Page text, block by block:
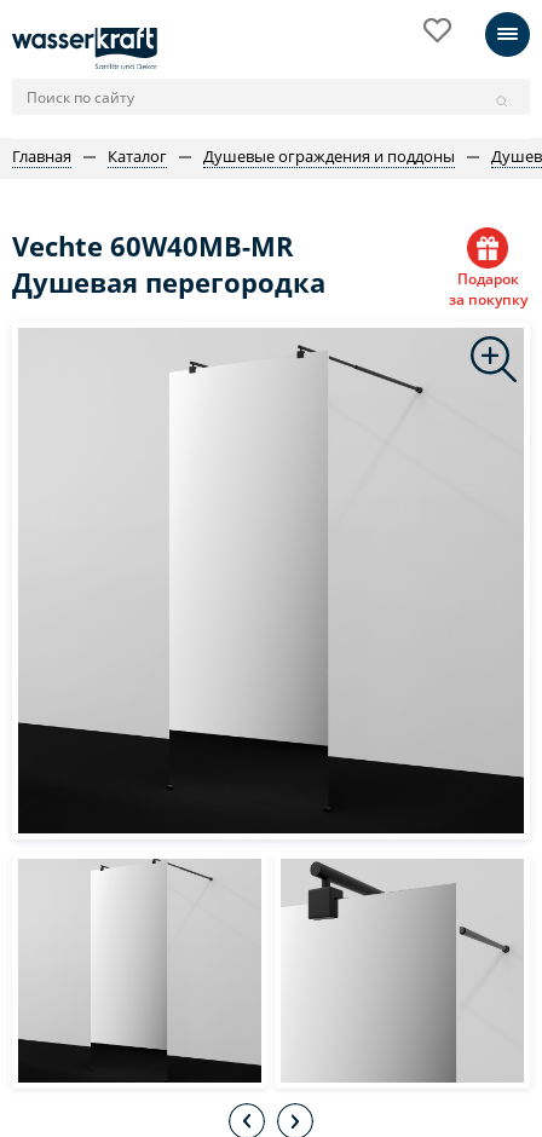
Главная Каталог Душевые ограждения и поддоны
Vechte 60W40MB-MR
Душевая перегородка
Подарок
за покупку